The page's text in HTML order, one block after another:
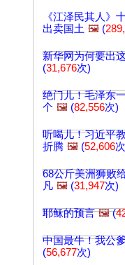
《江泽民其人》
出卖国土 🖼️ (
新华网为何要出
(31,676次)
绝门儿！毛泽东
个 🖼️ (82,556次)
听喝儿！习近平
折腾 🖼️ (52,606
68公斤美洲狮败
凡 🖼️ (31,947次)
耶稣的预言 🖼️(
中国最牛！我公
(56,677次)